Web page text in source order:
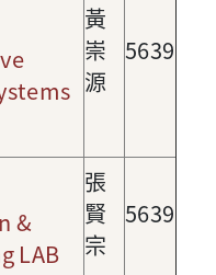
黃
崇
源
5639
&
LAB
張
賢
宗
5639